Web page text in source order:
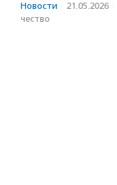
Новости · 21.05.2026 ·
чест­во